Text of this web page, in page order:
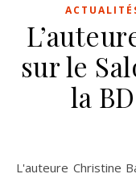
sur le
la
L'auteure Christine Barsi sur le Salon du Livre et de la BD